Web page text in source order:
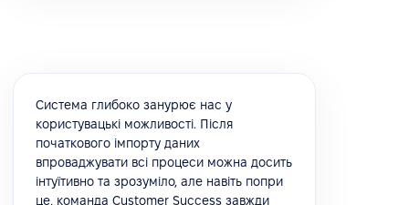
Система глибоко занурює нас у
користувацькі можливості. Після
початкового імпорту даних
впроваджувати всі процеси можна досить
інтуїтивно та зрозуміло, але навіть попри
це, команда Customer Success завжди